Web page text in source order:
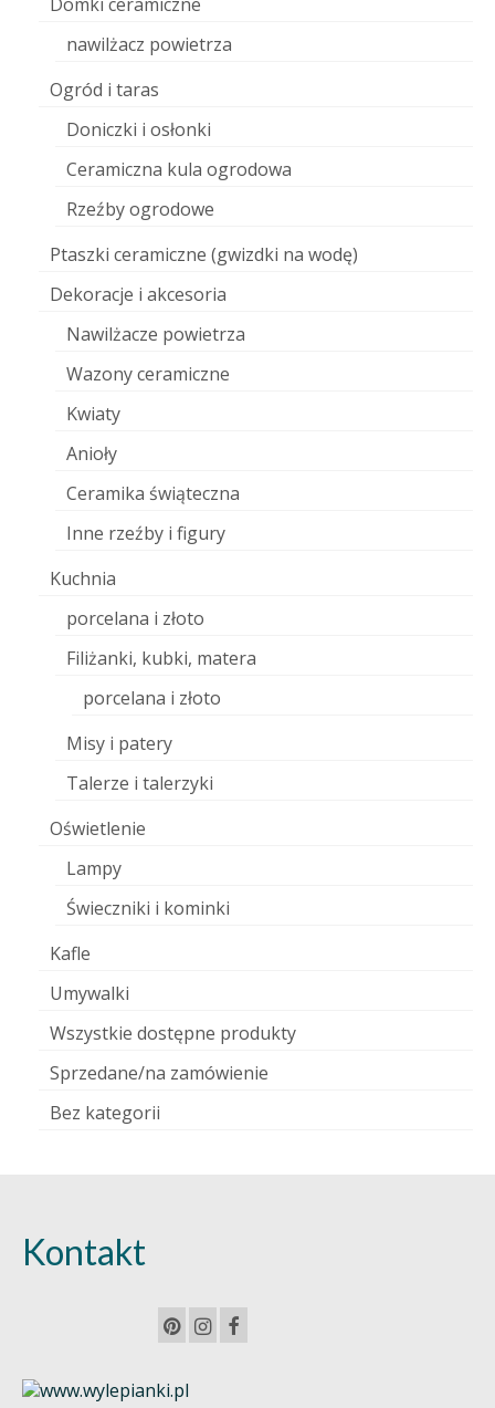
nawilżacz powietrza
Ogród i taras
Doniczki i osłonki
Ceramiczna kula ogrodowa
Rzeźby ogrodowe
Ptaszki ceramiczne (gwizdki na wodę)
Dekoracje i akcesoria
Nawilżacze powietrza
Wazony ceramiczne
Kwiaty
Anioły
Ceramika świąteczna
Inne rzeźby i figury
Kuchnia
porcelana i złoto
Filiżanki, kubki, matera
porcelana i złoto
Misy i patery
Talerze i talerzyki
Oświetlenie
Lampy
Świeczniki i kominki
Kafle
Umywalki
Wszystkie dostępne produkty
Sprzedane/na zamówienie
Bez kategorii
Kontakt